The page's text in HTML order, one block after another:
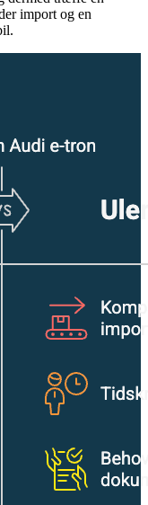
import og en